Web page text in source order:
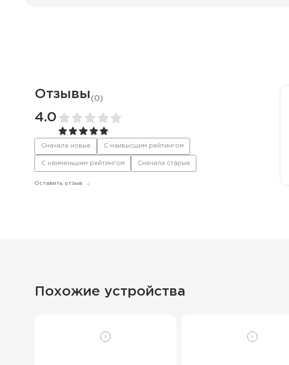
Отзывы (0)
4.0
Сначала новые С наивысшим рейтингом
С наименьшим рейтингом Сначала старые
Оставить отзыв
Похожие устройства